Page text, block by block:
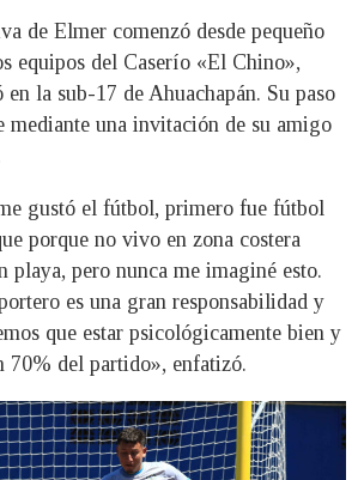
de Elmer comenzó desde pequeño
equipos del Caserío «El Chino»,
la sub-17 de Ahuachapán. Su paso
mediante una invitación de su amigo
gustó el fútbol, primero fue fútbol
porque no vivo en zona costera
playa, pero nunca me imaginé esto.
es una gran responsabilidad y
que estar psicológicamente bien y
70% del partido», enfatizó.